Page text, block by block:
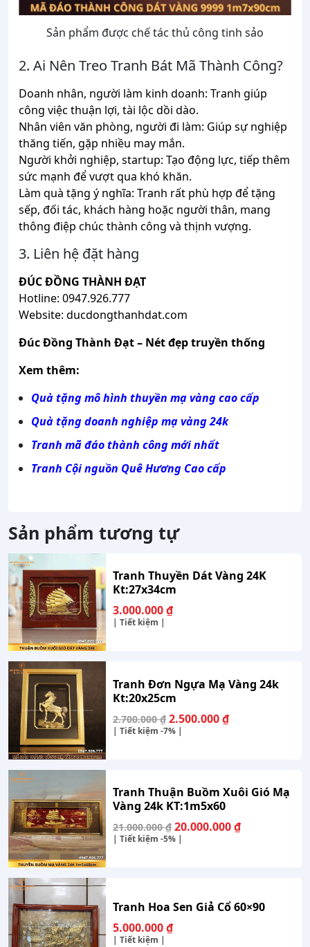
Sản phẩm được chế tác thủ công tinh sảo
2. Ai Nên Treo Tranh Bát Mã Thành Công?
Doanh nhân, người làm kinh doanh: Tranh giúp
công việc thuận lợi, tài lộc dồi dào.
Nhân viên văn phòng, người đi làm: Giúp sự nghiệp
thăng tiến, gặp nhiều may mắn.
Người khởi nghiệp, startup: Tạo động lực, tiếp thêm
sức mạnh để vượt qua khó khăn.
Làm quà tặng ý nghĩa: Tranh rất phù hợp để tặng
sếp, đối tác, khách hàng hoặc người thân, mang
thông điệp chúc thành công và thịnh vượng.
3. Liên hệ đặt hàng
ĐÚC ĐỒNG THÀNH ĐẠT
Hotline: 0947.926.777
Website: ducdongthanhdat.com
Đúc Đồng Thành Đạt – Nét đẹp truyền thống
Xem thêm:
Quà tặng mô hình thuyền mạ vàng cao cấp
Quà tặng doanh nghiệp mạ vàng 24k
Tranh mã đáo thành công mới nhất
Tranh Cội nguồn Quê Hương Cao cấp
Sản phẩm tương tự
Tranh Thuyền Dát Vàng 24K
Kt:27x34cm
3.000.000₫
| Tiết kiệm |
Tranh Đơn Ngựa Mạ Vàng 24k
Kt:20x25cm
2.700.000₫Giá
gốc
2.500.000₫Giá
| Tiết kiệm-7% |
Tranh Thuận Buồm Xuôi Gió Mạ
Vàng 24k KT:1m5x60
21.000.000₫Giá
gốc
20.000.000₫Giá
| Tiết kiệm-5% |
Tranh Hoa Sen Giả Cổ 60×90
5.000.000₫
| Tiết kiệm |